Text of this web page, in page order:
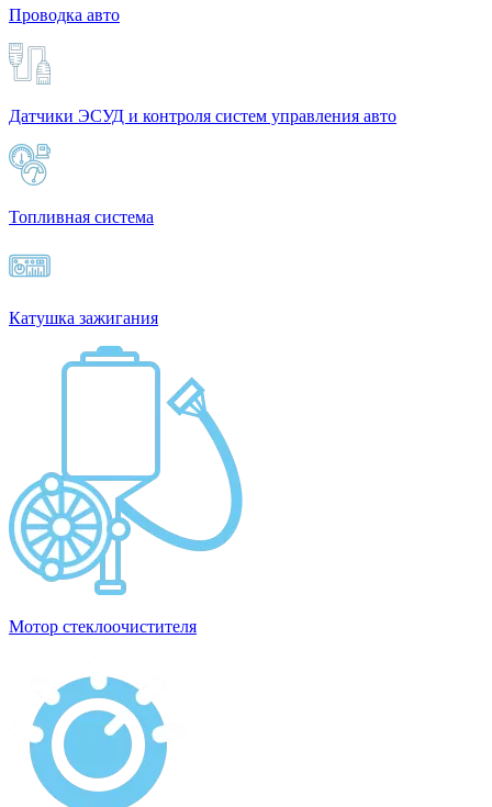
Проводка авто
Датчики ЭСУД и контроля систем управления авто
Топливная система
Катушка зажигания
Мотор стеклоочистителя